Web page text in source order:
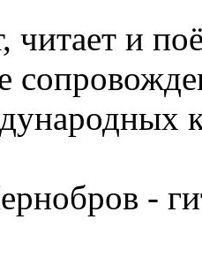
читает и
-